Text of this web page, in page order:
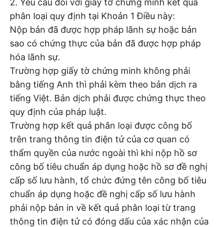
2. Yêu cầu đối với giấy tờ chứng minh kết quả
phân loại quy định tại Khoản 1 Điều này:
Nộp bản đã được hợp pháp lãnh sự hoặc bản
sao có chứng thực của bản đã được hợp pháp
hóa lãnh sự.
Trường hợp giấy tờ chứng minh không phải
bằng tiếng Anh thì phải kèm theo bản dịch ra
tiếng Việt. Bản dịch phải được chứng thực theo
quy định của pháp luật.
Trường hợp kết quả phân loại được công bố
trên trang thông tin điện tử của cơ quan có
thẩm quyền của nước ngoài thì khi nộp hồ sơ
công bố tiêu chuẩn áp dụng hoặc hồ sơ đề nghị
cấp số lưu hành, tổ chức đứng tên công bố tiêu
chuẩn áp dụng hoặc đề nghị cấp số lưu hành
phải nộp bản in về kết quả phân loại từ trang
thông tin điện tử có đóng dấu của xác nhận của